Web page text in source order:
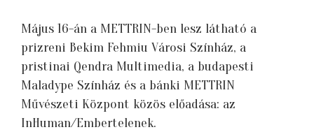
Május 16-án a METTRIN-ben lesz látható a
prizreni Bekim Fehmiu Városi Színház, a
pristinai Qendra Multimedia, a budapesti
Maladype Színház és a bánki METTRIN
Művészeti Központ közös előadása: az
InHuman/Embertelenek.